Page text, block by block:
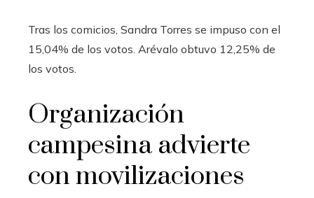
Tras los comicios, Sandra Torres se impuso con el
15,04% de los votos. Arévalo obtuvo 12,25% de
los votos.
Organización
campesina advierte
con movilizaciones